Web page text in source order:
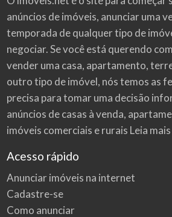
anúncios de imóveis, anunciar uma
temporada de qualquer tipo de
negociar. Se você está querendo
vender uma casa, apartamento,
outro tipo de imóvel, nós temos as
precisa para tomar uma decisão
anúncios de casas à venda,
imóveis comerciais e rurais Leia mais
Acesso rápido
Anunciar imóveis na internet
Cadastre-se
Como anunciar